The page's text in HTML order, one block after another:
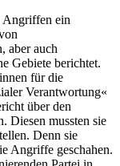
Angriffen ein
aber auch
Gebiete berichtet.
für die
Verantwortung«
über den
Diesen mussten sie
Denn sie
Angriffe geschahen.